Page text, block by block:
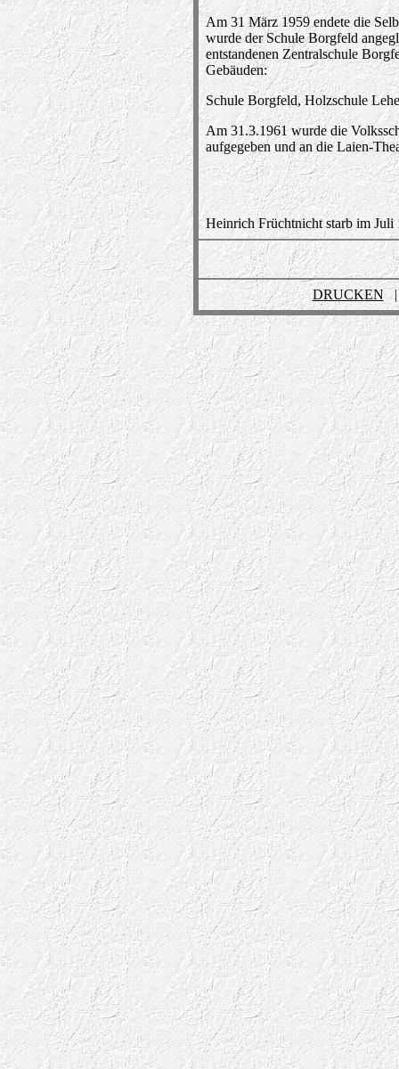
Am 31 März 1959 endete die
wurde der Schule Borgfeld
entstandenen Zentralschule
Gebäuden:
Schule Borgfeld, Holzschule
Am 31.3.1961 wurde die
aufgegeben und an die Laien-
Heinrich Früchtnicht starb im Juli
DRUCKEN